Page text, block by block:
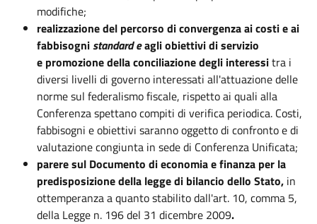
modifiche;
realizzazione del percorso di convergenza ai costieai
fabbisognistandard eagli obiettivi di servizio
e promozione della conciliazione degli interessitra i
diversi livelli di governo interessati all'attuazione delle
norme sul federalismo fiscale, rispetto ai quali alla
Conferenza spettano compiti di verifica periodica. Costi,
fabbisogni e obiettivi saranno oggetto di confronto e di
valutazione congiunta in sede di Conferenza Unificata;
parere sul Documento di economia e finanza per la
predisposizione della legge di bilancio dello Stato, in
ottemperanza a quanto stabilito dall'art. 10, comma 5,
della Legge n. 196 del 31 dicembre 2009.